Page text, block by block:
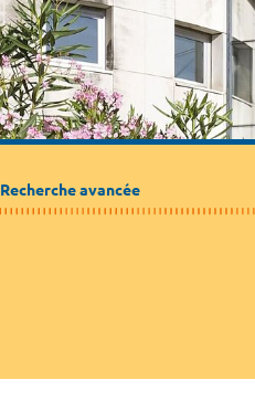
Recherche avancée